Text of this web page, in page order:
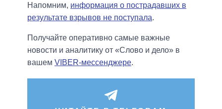
Напомним, информация о пострадавших в
результате взрывов не поступала.
Получайте оперативно самые важные
новости и аналитику от «Слово и дело» в
вашем VIBER-мессенджере.